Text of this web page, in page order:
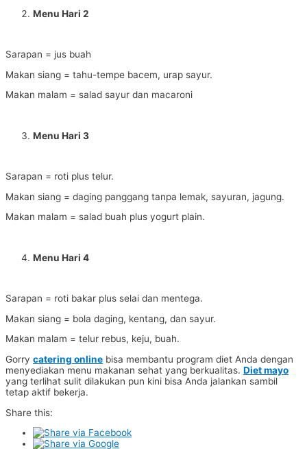
Menu Hari 2
Sarapan = jus buah
Makan siang = tahu-tempe bacem, urap sayur.
Makan malam = salad sayur dan macaroni
Menu Hari 3
Sarapan = roti plus telur.
Makan siang = daging panggang tanpa lemak, sayuran, jagung.
Makan malam = salad buah plus yogurt plain.
Menu Hari 4
Sarapan = roti bakar plus selai dan mentega.
Makan siang = bola daging, kentang, dan sayur.
Makan malam = telur rebus, keju, buah.
Gorry catering online bisa membantu program diet Anda dengan
menyediakan menu makanan sehat yang berkualitas. Diet mayo
yang terlihat sulit dilakukan pun kini bisa Anda jalankan sambil
tetap aktif bekerja.
Share this: